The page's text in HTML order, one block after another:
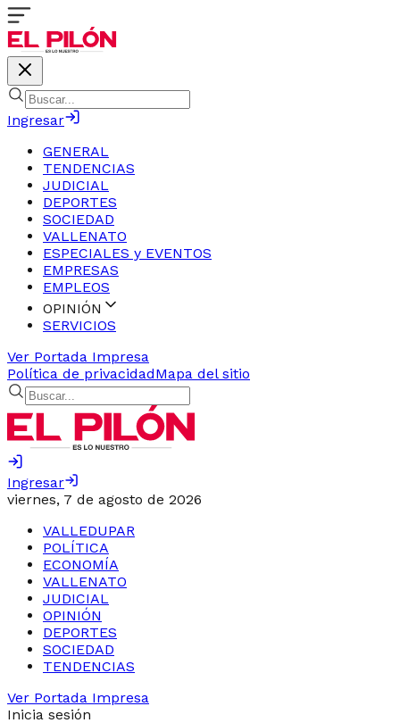
Ingresar
GENERAL
TENDENCIAS
JUDICIAL
DEPORTES
SOCIEDAD
VALLENATO
ESPECIALES y EVENTOS
EMPRESAS
EMPLEOS
OPINIÓN
SERVICIOS
Ver Portada Impresa
Política de privacidadMapa del sitio
Ingresar
viernes, 7 de agosto de 2026
VALLEDUPAR
POLÍTICA
ECONOMÍA
VALLENATO
JUDICIAL
OPINIÓN
DEPORTES
SOCIEDAD
TENDENCIAS
Ver Portada Impresa
Inicia sesión